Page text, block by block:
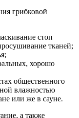
грибковой
стоп
тканей;
хорошо
общественного
влажностью
или же в сауне.
а также